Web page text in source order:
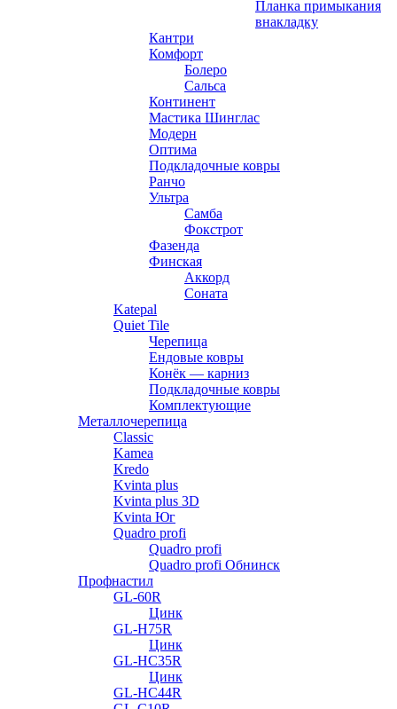
Планка примыкания
внакладку
Кантри
Комфорт
Болеро
Сальса
Континент
Мастика Шинглас
Модерн
Оптима
Подкладочные ковры
Ранчо
Ультра
Самба
Фокстрот
Фазенда
Финская
Аккорд
Соната
Katepal
Quiet Tile
Черепица
Ендовые ковры
Конёк — карниз
Подкладочные ковры
Комплектующие
Металлочерепица
Classic
Kamea
Kredo
Kvinta plus
Kvinta plus 3D
Kvinta Юг
Quadro profi
Quadro profi
Quadro profi Обнинск
Профнастил
GL-60R
Цинк
GL-H75R
Цинк
GL-HC35R
Цинк
GL-HC44R